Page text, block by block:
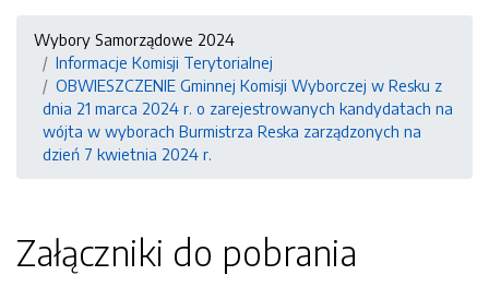
Wybory Samorządowe 2024
Informacje Komisji Terytorialnej
OBWIESZCZENIE Gminnej Komisji Wyborczej w Resku z
dnia 21 marca 2024 r. o zarejestrowanych kandydatach na
wójta w wyborach Burmistrza Reska zarządzonych na
dzień 7 kwietnia 2024 r.
Załączniki do pobrania